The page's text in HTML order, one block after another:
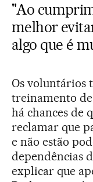
"Ao
melhor
algo que é
Os voluntários
treinamento
há chances de
reclamar que
e não estão
dependências
explicar que